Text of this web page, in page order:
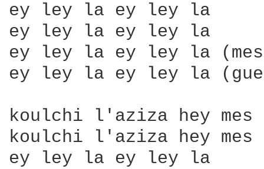
ey ley la ey ley la
ey ley la ey ley la
ey ley la ey ley la
ey ley la ey ley la
koulchi l'aziza hey mes
koulchi l'aziza hey mes
ey ley la ey ley la